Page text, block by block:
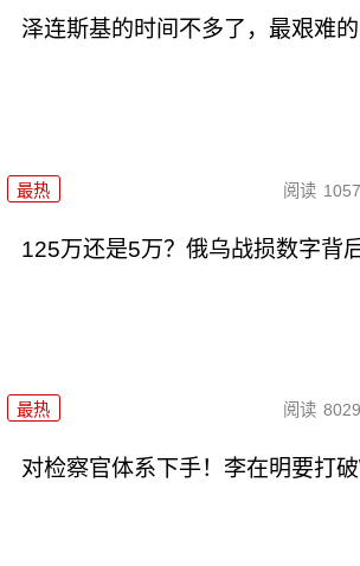
泽连斯基的时间不多了，最艰难
最热 阅读
125万还是5万？俄乌战损数字背
最热 阅读 8029
对检察官体系下手！李在明要打